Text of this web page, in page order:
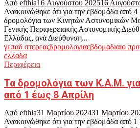
Από efthia16 Αυγούστου 202516
Ανακοινώθηκε ότι για την εβδομάδα από
δρομολόγια των Κινητών Αστυνομικών
Γενικής Περιφερειακής Αστυνομικής
Ελλάδας, ανά Διεύθυνση...
γεπαδ στερεαςδρομολογιαεβδομαδιαιο
ελλαδα
Περιφέρεια
Τα δρομολόγια των Κ.Α.Μ.
από 1 έως 8 Απρίλη
Από efthia31 Μαρτίου 202431 Μαρτίου
Ανακοινώθηκε ότι για την εβδομάδα από